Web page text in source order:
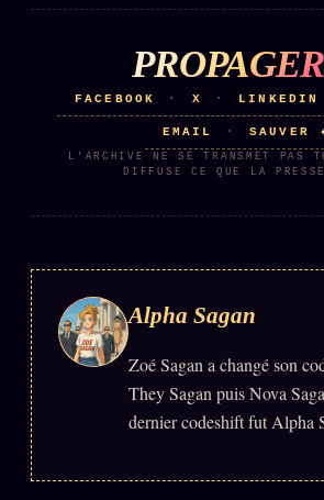
PROPAGER
FACEBOOK · X · LINKEDIN
EMAIL · SAUVER
L'ARCHIVE NE SE TRANSMET PAS
DIFFUSE CE QUE LA
Alpha Sagan
Zoé Sagan a changé son
They Sagan puis Nova
dernier codeshift fut Alpha